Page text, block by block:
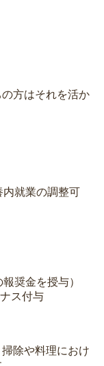
方はそれを活か
内就業の調整可
奨金を授与）
ス付与
除や料理におけ